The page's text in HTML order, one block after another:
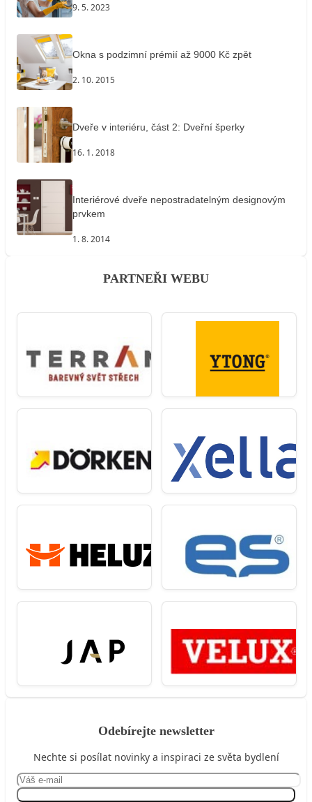
9. 5. 2023
Okna s podzimní prémií až 9000 Kč zpět
2. 10. 2015
Dveře v interiéru, část 2: Dveřní šperky
16. 1. 2018
Interiérové dveře nepostradatelným designovým
prvkem
1. 8. 2014
PARTNEŘI WEBU
Odebírejte newsletter
Nechte si posílat novinky a inspiraci ze světa bydlení